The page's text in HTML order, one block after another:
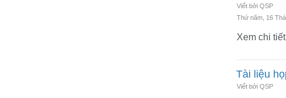
Viết bởi QSP
Thứ năm, 16
Xem chi
Tài liệu
Viết bởi QSP